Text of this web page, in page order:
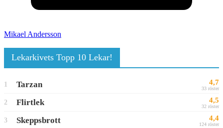
Mikael Andersson
Lekarkivets Topp 10 Lekar!
1 Tarzan 4,7
33 röster
2 Flirtlek 4,5
32 röster
3 Skeppsbrott 4,4
124 röster